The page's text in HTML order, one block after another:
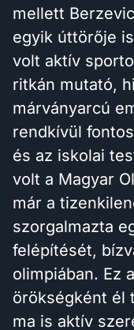
mellett
egyik úttörője
volt aktív
ritkán mutató,
márványarcú
rendkívül
és az iskolai
volt a Magyar
már a
szorgalmazta
felépítését,
olimpiában. Ez
örökségként él
ma is aktív